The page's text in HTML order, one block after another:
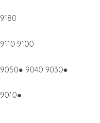
9180
9110 9100
9050● 9040 9030●
9010●